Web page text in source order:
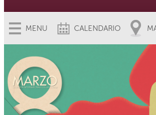
MENU CALENDARIO